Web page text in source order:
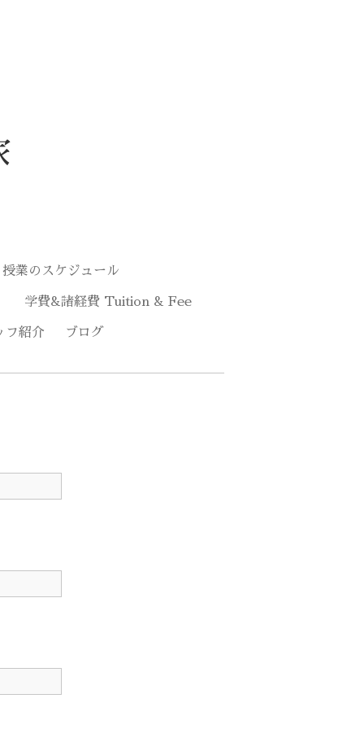
授業のスケジュール
学費&諸経費 Tuition & Fee
フ紹介 ブログ